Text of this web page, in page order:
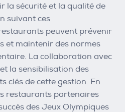
la sécurité et la qualité de
suivant ces
peuvent prévenir
et maintenir des normes
La collaboration avec
la sensibilisation des
clés de cette gestion. En
restaurants partenaires
des Jeux Olympiques